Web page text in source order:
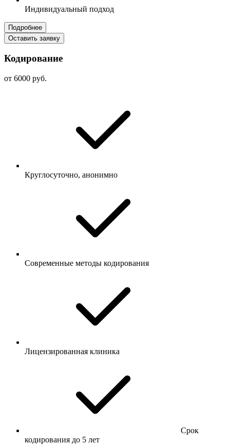
Индивидуальный подход
Подробнее
Оставить заявку
Кодирование
от 6000 руб.
Круглосуточно, анонимно
Современные методы кодирования
Лицензированная клиника
Срок
кодирования до 5 лет